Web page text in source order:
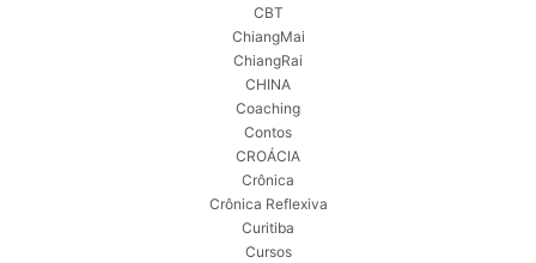
CBT
ChiangMai
ChiangRai
CHINA
Coaching
Contos
CROÁCIA
Crônica
Crônica Reflexiva
Curitiba
Cursos